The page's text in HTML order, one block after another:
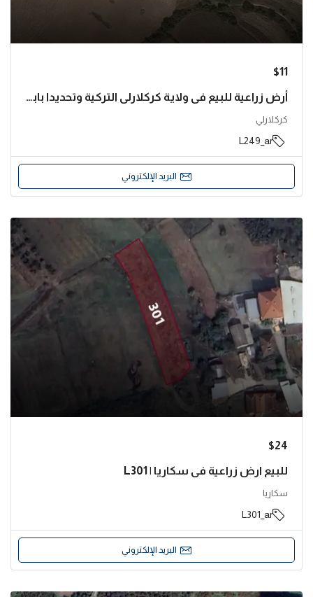
$11
أرض زراعية للبيع في ولاية كركلارلي التركية وتحديدا بابايسكي | L249
كركلارلي
L249_ar
البريد الإلكتروني
$24
للبيع ارض زراعية في سكاريا | L301
سكاريا
L301_ar
البريد الإلكتروني